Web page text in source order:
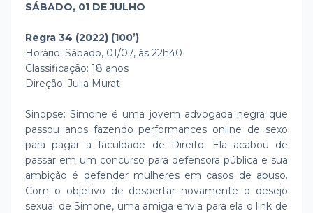
SÁBADO, 01 DE JULHO
Regra 34 (2022) (100’)
Horário: Sábado, 01/07, às 22h40
Classificação: 18 anos
Direção: Julia Murat
Sinopse: Simone é uma jovem advogada negra que
passou anos fazendo performances online de sexo
para pagar a faculdade de Direito. Ela acabou de
passar em um concurso para defensora pública e sua
ambição é defender mulheres em casos de abuso.
Com o objetivo de despertar novamente o desejo
sexual de Simone, uma amiga envia para ela o link de